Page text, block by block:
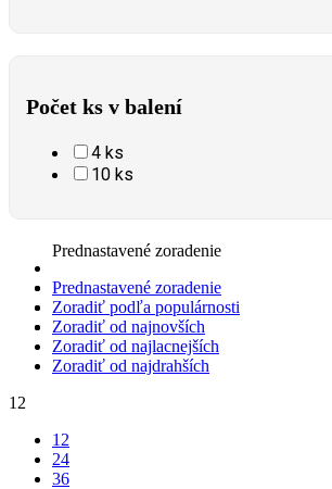
Počet ks v balení
4 ks
10 ks
Prednastavené zoradenie
Prednastavené zoradenie
Zoradiť podľa populárnosti
Zoradiť od najnovších
Zoradiť od najlacnejších
Zoradiť od najdrahších
12
12
24
36